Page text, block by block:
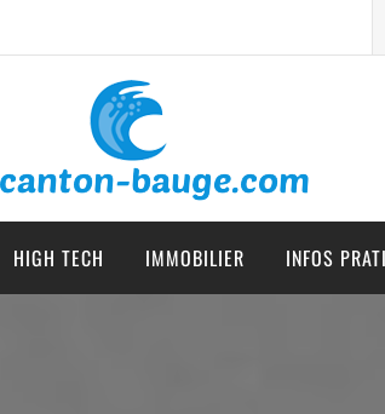
canton bauge
HIGH TECH IMMOBILIER INFOS